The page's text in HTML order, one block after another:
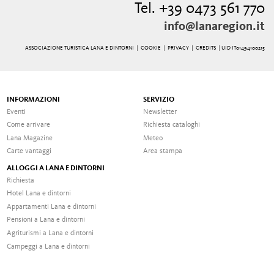
Tel. +39 0473 561 770
info@lanaregion.it
ASSOCIAZIONE TURISTICA LANA E DINTORNI | COOKIE PRIVACY| CREDITS | UID IT01494100215
INFORMAZIONI
Eventi
Come arrivare
Lana Magazine
Carte vantaggi
SERVIZIO
Newsletter
Richiesta cataloghi
Meteo
Area stampa
ALLOGGI A LANA E DINTORNI
Richiesta
Hotel Lana e dintorni
Appartamenti Lana e dintorni
Pensioni a Lana e dintorni
Agriturismi a Lana e dintorni
Campeggi a Lana e dintorni